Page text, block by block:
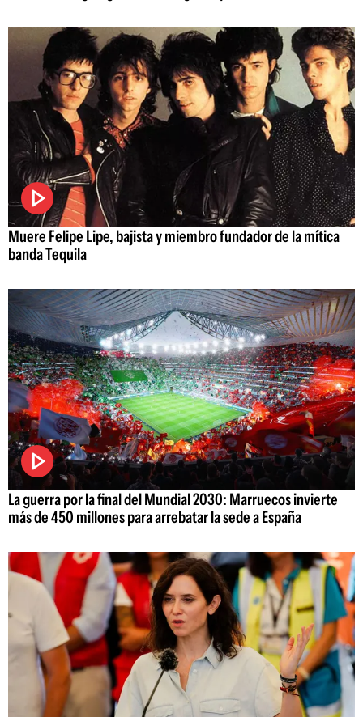
Muere Felipe Lipe, bajista y miembro fundador de la mítica
banda Tequila
La guerra por la final del Mundial 2030: Marruecos invierte
más de 450 millones para arrebatar la sede a España